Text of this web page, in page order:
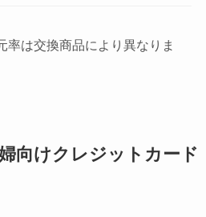
率は交換商品により異なりま
向けクレジットカード